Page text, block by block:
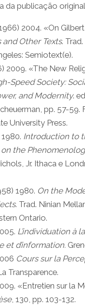
da publicação
2004. «On
and Other Texts.
Semiotext(e).
2009. «The New
Speed Society:
and Modernity.
pp. 57-59.
University Press.
Introduction to
the
Jr. Ithaca e
1980. On the
. Trad. Ninian
Ontario.
L’individuation à
et d’information.
Cours sur la
Transparence.
«Entretien sur la
, 130, pp. 103-132.